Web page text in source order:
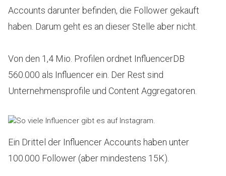
Accounts darunter befinden, die Follower gekauft
haben. Darum geht es an dieser Stelle aber nicht.
Von den 1,4 Mio. Profilen ordnet InfluencerDB
560.000 als Influencer ein. Der Rest sind
Unternehmensprofile und Content Aggregatoren.
Ein Drittel der Influencer Accounts haben unter
100.000 Follower (aber mindestens 15K).